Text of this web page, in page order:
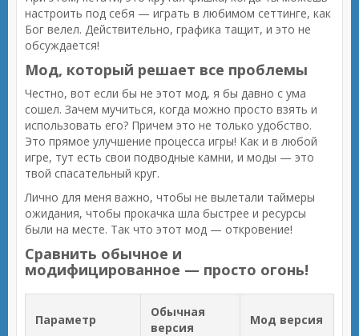
настроить под себя — играть в любимом сеттинге, как
Бог велел. Действительно, графика тащит, и это не
обсуждается!
Мод, который решает все проблемы
Честно, вот если бы не этот мод, я бы давно с ума
сошел. Зачем мучиться, когда можно просто взять и
использовать его? Причем это не только удобство.
Это прямое улучшение процесса игры! Как и в любой
игре, тут есть свои подводные камни, и моды — это
твой спасательный круг.
Лично для меня важно, чтобы не вылетали таймеры
ожидания, чтобы прокачка шла быстрее и ресурсы
были на месте. Так что этот мод — откровение!
Сравнить обычное и
модифицированное — просто огонь!
Параметр
Обычная
версия
Мод версия